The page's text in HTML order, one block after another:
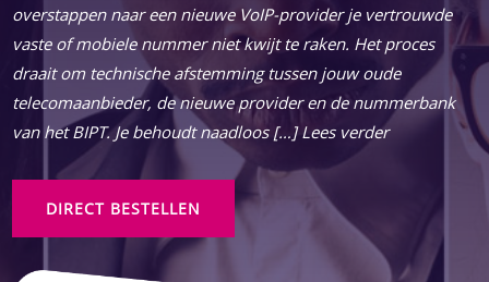
overstappen naar een nieuwe VoIP-provider je vertrouwde
vaste of mobiele nummer niet kwijt te raken. Het proces
draait om technische afstemming tussen jouw oude
telecomaanbieder, de nieuwe provider en de nummerbank
van het BIPT. Je behoudt naadloos […] Lees verder
DIRECT BESTELLEN